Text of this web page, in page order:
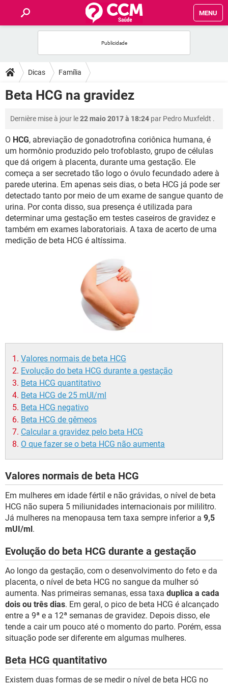
MENU
FORUMS
SAÚDE
FAMÍLIA
NUTRIÇÃO
BEM-ESTAR
SEXUALIDADE
GLOSSÁRIO
Dicas Família
Beta HCG na gravidez
Dernière mise à jour le22 maio 2017 à 18:24 par Pedro Muxfeldt .
O HCG, abreviação de gonadotrofina coriônica humana, é
um hormônio produzido pelo trofoblasto, grupo de células
que dá origem à placenta, durante uma gestação. Ele
começa a ser secretado tão logo o óvulo fecundado adere à
parede uterina. Em apenas seis dias, o beta HCG já pode ser
detectado tanto por meio de um exame de sangue quanto de
urina. Por conta disso, sua presença é utilizada para
determinar uma gestação em testes caseiros de gravidez e
também em exames laboratoriais. A taxa de acerto de uma
medição de beta HCG é altíssima.
Valores normais de beta HCG
Evolução do beta HCG durante a gestação
Beta HCG quantitativo
Beta HCG de 25 mUI/ml
Beta HCG negativo
Beta HCG de gêmeos
Calcular a gravidez pelo beta HCG
O que fazer se o beta HCG não aumenta
Valores normais de beta HCG
Em mulheres em idade fértil e não grávidas, o nível de beta
HCG não supera 5 miliunidades internacionais por mililitro.
Já mulheres na menopausa tem taxa sempre inferior a 9,5
mUI/ml.
Evolução do beta HCG durante a gestação
Ao longo da gestação, com o desenvolvimento do feto e da
placenta, o nível de beta HCG no sangue da mulher só
aumenta. Nas primeiras semanas, essa taxa duplica a cada
dois ou três dias. Em geral, o pico de beta HCG é alcançado
entre a 9ª e a 12ª semanas de gravidez. Depois disso, ele
tende a cair um pouco até o momento do parto. Porém, essa
situação pode ser diferente em algumas mulheres.
Beta HCG quantitativo
Existem duas formas de se medir o nível de beta HCG no